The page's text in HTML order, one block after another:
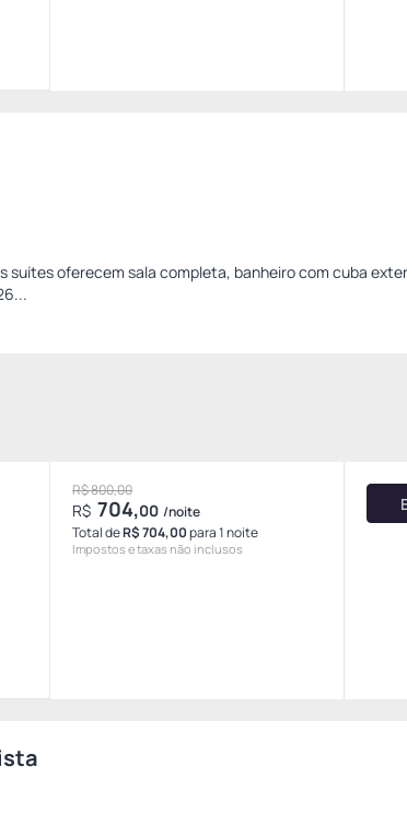
suítes oferecem sala completa, banheiro com cuba
R$ 800,00
R$ 704,00 /noite
Total deR$ 704,00para 1 noite
Impostos e taxas não inclusos